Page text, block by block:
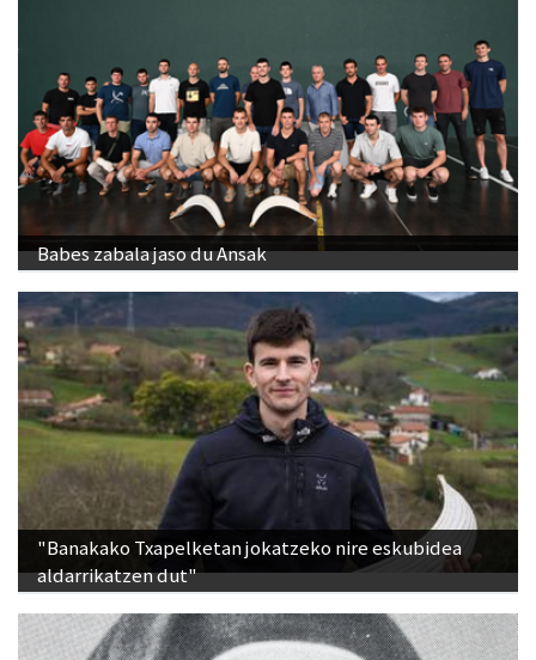
Babes zabala jaso du Ansak
"Banakako Txapelketan jokatzeko nire eskubidea
aldarrikatzen dut"